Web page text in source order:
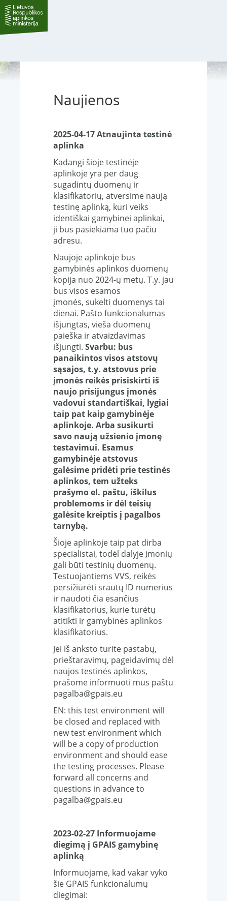
Naujienos
2025-04-17 Atnaujinta testinė
aplinka
Kadangi šioje testinėje
aplinkoje yra per daug
sugadintų duomenų ir
klasifikatorių, atversime naują
testinę aplinką, kuri veiks
identiškai gamybinei aplinkai,
ji bus pasiekiama tuo pačiu
adresu.
Naujoje aplinkoje bus
gamybinės aplinkos duomenų
kopija nuo 2024-ų metų. T.y. jau
bus visos esamos
įmonės, sukelti duomenys tai
dienai. Pašto funkcionalumas
išjungtas, vieša duomenų
paieška ir atvaizdavimas
išjungti. Svarbu: bus
panaikintos visos atstovų
sąsajos, t.y. atstovus prie
įmonės reikės prisiskirti iš
naujo prisijungus įmonės
vadovui standartiškai, lygiai
taip pat kaip gamybinėje
aplinkoje. Arba susikurti
savo naują užsienio įmonę
testavimui. Esamus
gamybinėje atstovus
galėsime pridėti prie testinės
aplinkos, tem užteks
prašymo el. paštu, iškilus
problemoms ir dėl teisių
galėsite kreiptis į pagalbos
tarnybą.
Šioje aplinkoje taip pat dirba
specialistai, todėl dalyje įmonių
gali būti testinių duomenų.
Testuojantiems VVS, reikės
persižiūrėti srautų ID numerius
ir naudoti čia esančius
klasifikatorius, kurie turėtų
atitikti ir gamybinės aplinkos
klasifikatorius.
Jei iš anksto turite pastabų,
prieštaravimų, pageidavimų dėl
naujos testinės aplinkos,
prašome informuoti mus paštu
pagalba@gpais.eu
EN: this test environment will
be closed and replaced with
new test environment which
will be a copy of production
environment and should ease
the testing processes. Please
forward all concerns and
questions in advance to
pagalba@gpais.eu
2023-02-27 Informuojame
diegimą į GPAIS gamybinę
aplinką
Informuojame, kad vakar vyko
šie GPAIS funkcionalumų
diegimai: